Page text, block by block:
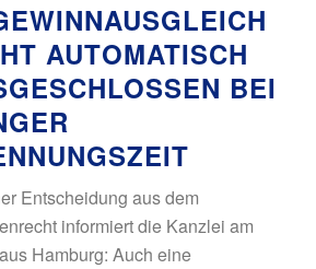
AUTOMATISCH
BEI
Entscheidung aus dem
informiert die Kanzlei am
Hamburg: Auch eine